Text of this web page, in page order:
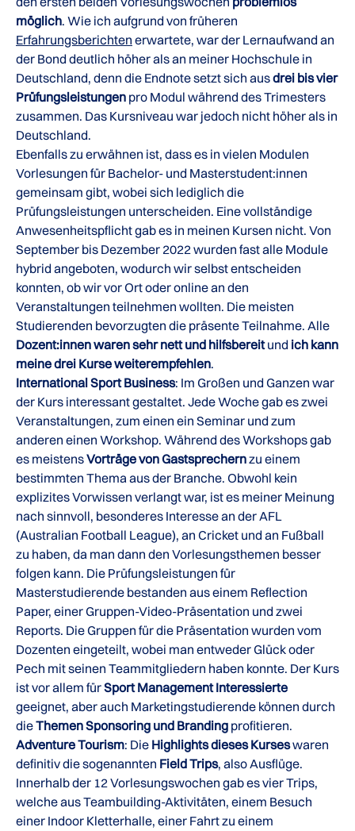
möglich. Wie ich aufgrund von früheren
Erfahrungsberichten erwartete, war der Lernaufwand an
der Bond deutlich höher als an meiner Hochschule in
Deutschland, denn die Endnote setzt sich ausdrei bis vier
Prüfungsleistungen pro Modul während des Trimesters
zusammen. Das Kursniveau war jedoch nicht höher als in
Deutschland.
Ebenfalls zu erwähnen ist, dass es in vielen Modulen
Vorlesungen für Bachelor- und Masterstudent:innen
gemeinsam gibt, wobei sich lediglich die
Prüfungsleistungen unterscheiden. Eine vollständige
Anwesenheitspflicht gab es in meinen Kursen nicht. Von
September bis Dezember 2022 wurden fast alle Module
hybrid angeboten, wodurch wir selbst entscheiden
konnten, ob wir vor Ort oder online an den
Veranstaltungen teilnehmen wollten. Die meisten
Studierenden bevorzugten die präsente Teilnahme. Alle
Dozent:innen waren sehr nett und hilfsbereitund ich kann
meine drei Kurse weiterempfehlen.
International Sport Business: Im Großen und Ganzen war
der Kurs interessant gestaltet. Jede Woche gab es zwei
Veranstaltungen, zum einen ein Seminar und zum
anderen einen Workshop. Während des Workshops gab
es meistensVorträge von Gastsprechernzu einem
bestimmten Thema aus der Branche. Obwohl kein
explizites Vorwissen verlangt war, ist es meiner Meinung
nach sinnvoll, besonderes Interesse an der AFL
(Australian Football League), an Cricket und an Fußball
zu haben, da man dann den Vorlesungsthemen besser
folgen kann. Die Prüfungsleistungen für
Masterstudierende bestanden aus einem Reflection
Paper, einer Gruppen-Video-Präsentation und zwei
Reports. Die Gruppen für die Präsentation wurden vom
Dozenten eingeteilt, wobei man entweder Glück oder
Pech mit seinen Teammitgliedern haben konnte. Der Kurs
ist vor allem fürSport Management Interessierte
geeignet, aber auch Marketingstudierende können durch
dieThemen Sponsoring und Branding profitieren.
Adventure Tourism: Die Highlights dieses Kurseswaren
definitiv die sogenannten Field Trips, also Ausflüge.
Innerhalb der 12 Vorlesungswochen gab es vier Trips,
welche aus Teambuilding-Aktivitäten, einem Besuch
einer Indoor Kletterhalle, einer Fahrt zu einem